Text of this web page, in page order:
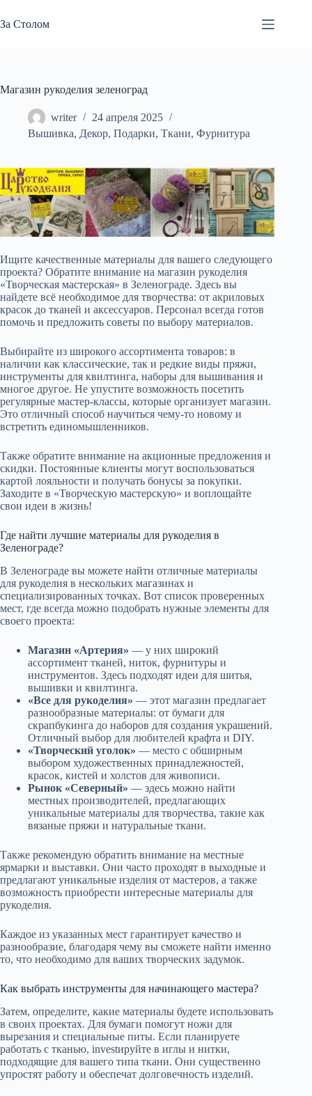
к
сути
За Столом
Магазин рукоделия зеленоград
writer
24 апреля 2025
Вышивка, Декор, Подарки, Ткани, Фурнитура
Ищите качественные материалы для вашего следующего
проекта? Обратите внимание на магазин рукоделия
«Творческая мастерская» в Зеленограде. Здесь вы
найдете всё необходимое для творчества: от акриловых
красок до тканей и аксессуаров. Персонал всегда готов
помочь и предложить советы по выбору материалов.
Выбирайте из широкого ассортимента товаров: в
наличии как классические, так и редкие виды пряжи,
инструменты для квилтинга, наборы для вышивания и
многое другое. Не упустите возможность посетить
регулярные мастер-классы, которые организует магазин.
Это отличный способ научиться чему-то новому и
встретить единомышленников.
Также обратите внимание на акционные предложения и
скидки. Постоянные клиенты могут воспользоваться
картой лояльности и получать бонусы за покупки.
Заходите в «Творческую мастерскую» и воплощайте
свои идеи в жизнь!
Где найти лучшие материалы для рукоделия в
Зеленограде?
В Зеленограде вы можете найти отличные материалы
для рукоделия в нескольких магазинах и
специализированных точках. Вот список проверенных
мест, где всегда можно подобрать нужные элементы для
своего проекта:
Магазин «Артерия» — у них широкий
ассортимент тканей, ниток, фурнитуры и
инструментов. Здесь подходят идеи для шитья,
вышивки и квилтинга.
«Все для рукоделия» — этот магазин предлагает
разнообразные материалы: от бумаги для
скрапбукинга до наборов для создания украшений.
Отличный выбор для любителей крафта и DIY.
«Творческий уголок» — место с обширным
выбором художественных принадлежностей,
красок, кистей и холстов для живописи.
Рынок «Северный» — здесь можно найти
местных производителей, предлагающих
уникальные материалы для творчества, такие как
вязаные пряжи и натуральные ткани.
Также рекомендую обратить внимание на местные
ярмарки и выставки. Они часто проходят в выходные и
предлагают уникальные изделия от мастеров, а также
возможность приобрести интересные материалы для
рукоделия.
Каждое из указанных мест гарантирует качество и
разнообразие, благодаря чему вы сможете найти именно
то, что необходимо для ваших творческих задумок.
Как выбрать инструменты для начинающего мастера?
Затем, определите, какие материалы будете использовать
в своих проектах. Для бумаги помогут ножи для
вырезания и специальные питы. Если планируете
работать с тканью, investируйте в иглы и нитки,
подходящие для вашего типа ткани. Они существенно
упростят работу и обеспечат долговечность изделий.